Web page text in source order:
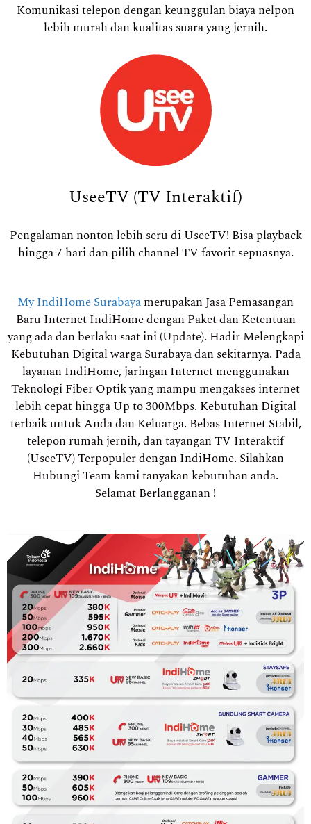
Komunikasi telepon dengan keunggulan biaya nelpon
lebih murah dan kualitas suara yang jernih.
UseeTV (TV Interaktif)
Pengalaman nonton lebih seru di UseeTV! Bisa playback
hingga 7 hari dan pilih channel TV favorit sepuasnya.
My IndiHome Surabayamerupakan Jasa Pemasangan
Baru Internet IndiHome dengan Paket dan Ketentuan
yang ada dan berlaku saat ini (Update). Hadir Melengkapi
Kebutuhan Digital warga Surabaya dan sekitarnya. Pada
layanan IndiHome, jaringan Internet menggunakan
Teknologi Fiber Optik yang mampu mengakses internet
lebih cepat hingga Up to 300Mbps. Kebutuhan Digital
terbaik untuk Anda dan Keluarga. Bebas Internet Stabil,
telepon rumah jernih, dan tayangan TV Interaktif
(UseeTV) Terpopuler dengan IndiHome. Silahkan
Hubungi Team kami tanyakan kebutuhan anda.
Selamat Berlangganan !